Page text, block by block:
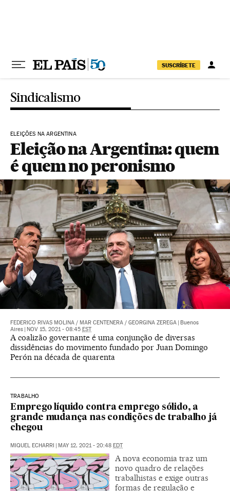
SUSCRÍBETE
Sindicalismo
ELEIÇÕES NA ARGENTINA
Eleição na Argentina: quem
é quem no peronismo
FEDERICO RIVAS MOLINA / MAR CENTENERA / GEORGINA ZEREGA
Buenos
Aires
NOV 15, 2021 - 08:45 EST
A coalizão governante é uma conjunção de diversas
dissidências do movimento fundado por Juan Domingo
Perón na década de quarenta
TRABALHO
Emprego líquido contra emprego sólido, a
grande mudança nas condições de trabalho já
chegou
MIQUEL ECHARRI MAY 12, 2021 - 20:48 EDT
A nova economia traz um
novo quadro de relações
trabalhistas e exige outras
formas de regulação e